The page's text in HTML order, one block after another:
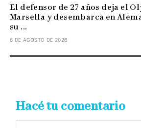
El defensor de 27 años deja el
Marsella y desembarca en
su ...
6 DE AGOSTO DE 2026
Hacé tu comentario